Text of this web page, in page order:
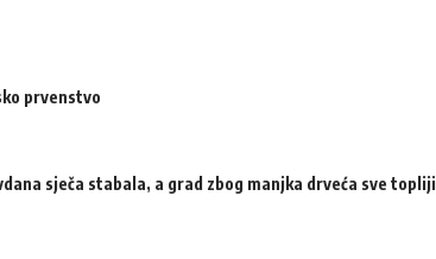
prvenstvo
sječa stabala, a grad zbog manjka drveća sve topliji